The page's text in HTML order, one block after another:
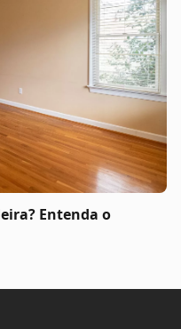
Entenda o